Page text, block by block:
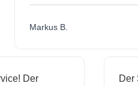
Markus B.
Der